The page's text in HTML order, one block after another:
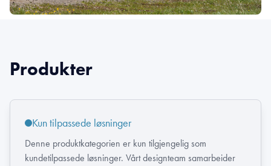
Produkter
Kun tilpassede løsninger
Denne produktkategorien er kun tilgjengelig som
kundetilpassede løsninger. Vårt designteam samarbeider